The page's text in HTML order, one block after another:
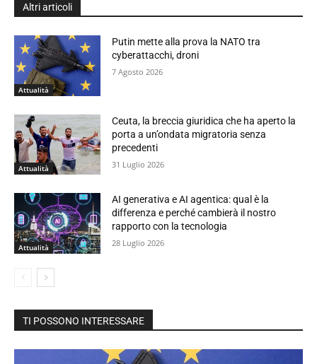
Altri articoli
Attualità
Putin mette alla prova la NATO tra
cyberattacchi, droni
7 Agosto 2026
Attualità
Ceuta, la breccia giuridica che ha aperto la
porta a un’ondata migratoria senza
precedenti
31 Luglio 2026
Attualità
AI generativa e AI agentica: qual è la
differenza e perché cambierà il nostro
rapporto con la tecnologia
28 Luglio 2026
TI POSSONO INTERESSARE